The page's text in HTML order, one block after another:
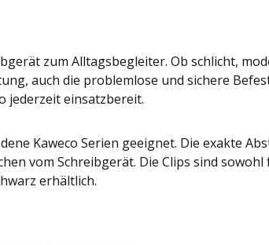
zum Alltagsbegleiter. Ob schlicht,
auch die problemlose und sichere
jederzeit einsatzbereit.
Kaweco Serien geeignet. Die exakte
vom Schreibgerät. Die Clips sind
erhältlich.